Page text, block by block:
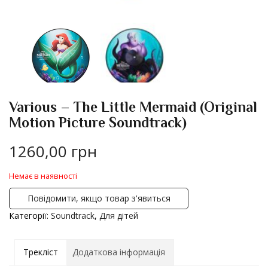
Various – The Little Mermaid (Original
Motion Picture Soundtrack)
1260,00 грн
Немає в наявності
Повідомити, якщо товар з'явиться
Категорії: Soundtrack, Для дітей
Трекліст Додаткова інформація